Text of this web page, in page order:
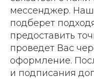
мессенджер.
подберет
предоставить
проведет Вас
оформление.
и подписания